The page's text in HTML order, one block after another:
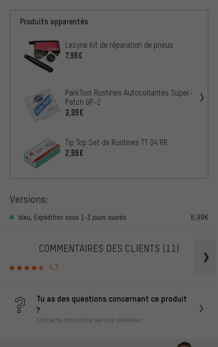
Produits apparentés
Lezyne Kit de réparation de pneus
7,99€
ParkTool Rustines Autocollantes Super-
Patch GP-2
3,99€
Tip Top Set de Rustines TT 04 RR
2,99€
Versions:
bleu, Expédition sous 1-3 jours ouvrés 6,99€
COMMENTAIRES DES CLIENTS (11)
4.3
Tu as des questions concernant ce produit
?
Contacte donc notre service clientèle !